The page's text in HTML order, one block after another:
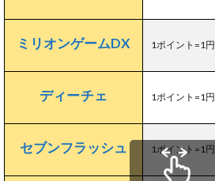
ミリオンゲームDX 1ポイント=1円
ディーチェ 1ポイント=1円
セブンフラッシュ 1ポイント=1円